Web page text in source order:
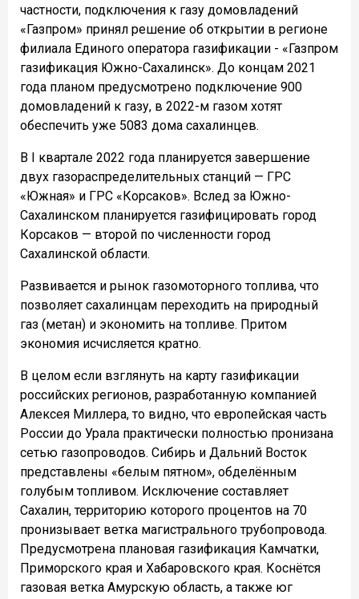
частности, подключения к газу домовладений
«Газпром» принял решение об открытии в регионе
филиала Единого оператора газификации - «Газпром
газификация Южно-Сахалинск». До концам 2021
года планом предусмотрено подключение 900
домовладений к газу, в 2022-м газом хотят
обеспечить уже 5083 дома сахалинцев.
В I квартале 2022 года планируется завершение
двух газораспределительных станций — ГРС
«Южная» и ГРС «Корсаков». Вслед за Южно-
Сахалинском планируется газифицировать город
Корсаков — второй по численности город
Сахалинской области.
Развивается и рынок газомоторного топлива, что
позволяет сахалинцам переходить на природный
газ (метан) и экономить на топливе. Притом
экономия исчисляется кратно.
В целом если взглянуть на карту газификации
российских регионов, разработанную компанией
Алексея Миллера, то видно, что европейская часть
России до Урала практически полностью пронизана
сетью газопроводов. Сибирь и Дальний Восток
представлены «белым пятном», обделённым
голубым топливом. Исключение составляет
Сахалин, территорию которого процентов на 70
пронизывает ветка магистрального трубопровода.
Предусмотрена плановая газификация Камчатки,
Приморского края и Хабаровского края. Коснётся
газовая ветка Амурскую область, а также юг